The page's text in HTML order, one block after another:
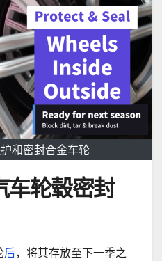
和密封合金车轮
车轮毂密封
后，将其存放至下一季之